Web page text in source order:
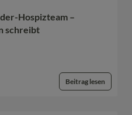
Hospizteam –
schreibt
Beitrag lesen